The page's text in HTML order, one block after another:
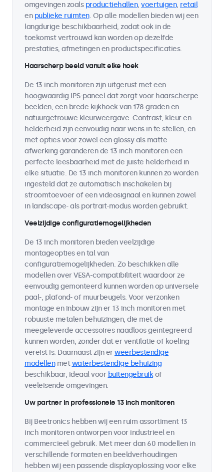
omgevingen zoals productiehallen, voertuigen, retail
en publieke ruimten. Op alle modellen bieden wij een
langdurige beschikbaarheid, zodat ook in de
toekomst vertrouwd kan worden op dezelfde
prestaties, afmetingen en productspecificaties.
Haarscherp beeld vanuit elke hoek
De 13 inch monitoren zijn uitgerust met een
hoogwaardig IPS-paneel dat zorgt voor haarscherpe
beelden, een brede kijkhoek van 178 graden en
natuurgetrouwe kleurweergave. Contrast, kleur en
helderheid zijn eenvoudig naar wens in te stellen, en
met opties voor zowel een glossy als matte
afwerking garanderen de 13 inch monitoren een
perfecte leesbaarheid met de juiste helderheid in
elke situatie. De 13 inch monitoren kunnen zo worden
ingesteld dat ze automatisch inschakelen bij
stroomtoevoer of een videosignaal en kunnen zowel
in landscape- als portrait-modus worden gebruikt.
Veelzijdige configuratiemogelijkheden
De 13 inch monitoren bieden veelzijdige
montageopties en tal van
configuratiemogelijkheden. Zo beschikken alle
modellen over VESA-compatibiliteit waardoor ze
eenvoudig gemonteerd kunnen worden op universele
paal-, plafond- of muurbeugels. Voor verzonken
montage en inbouw zijn er 13 inch monitoren met
robuuste metalen behuizingen, die met de
meegeleverde accessoires naadloos geïntegreerd
kunnen worden, zonder dat er ventilatie of koeling
vereist is. Daarnaast zijn erweerbestendige
modellenmetwaterbestendige behuizing
beschikbaar, ideaal voor buitengebruikof
veeleisende omgevingen.
Uw partner in professionele 13 inch monitoren
Bij Beetronics hebben wij een ruim assortiment 13
inch monitoren ontworpen voor industrieel en
commercieel gebruik. Met meer dan 60 modellen in
verschillende formaten en beeldverhoudingen
hebben wij een passende displayoplossing voor elke